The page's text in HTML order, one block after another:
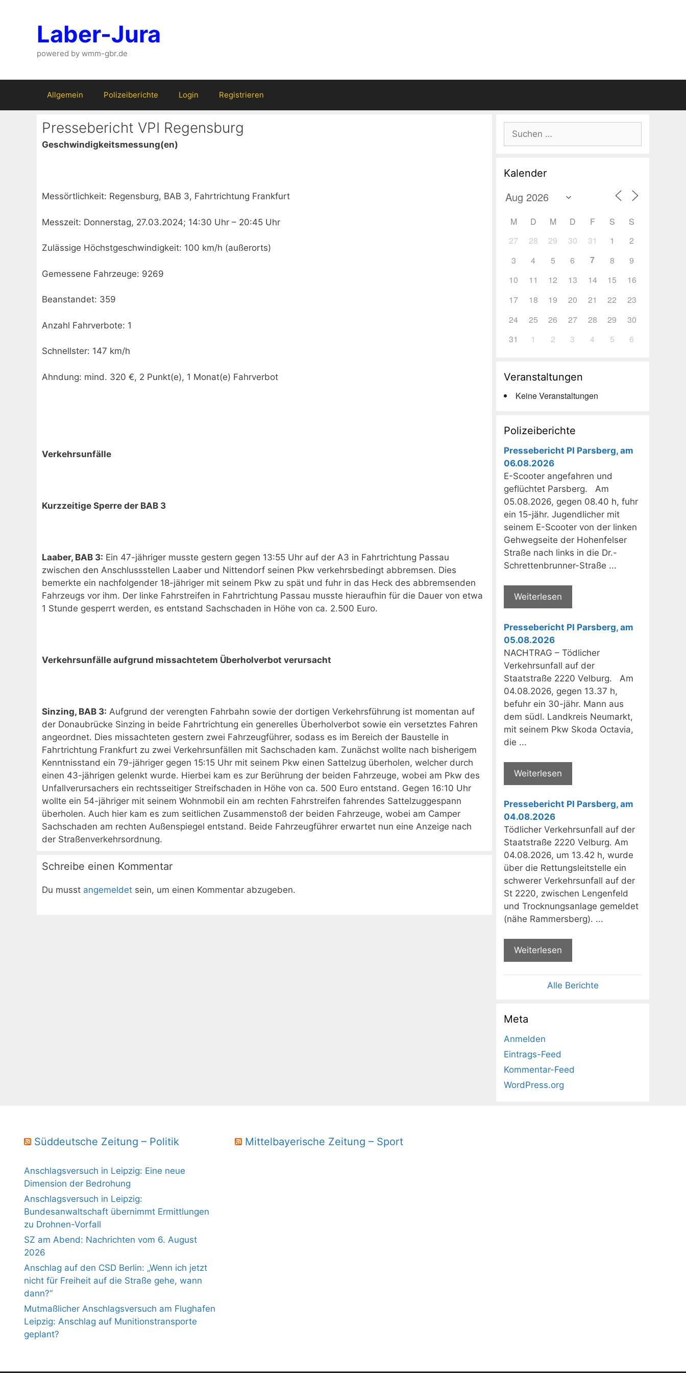
Laber-Jura
powered by wmm-gbr.de
Allgemein Polizeiberichte Login Registrieren
Pressebericht VPI Regensburg
Geschwindigkeitsmessung(en)
Messörtlichkeit: Regensburg, BAB 3, Fahrtrichtung Frankfurt
Messzeit: Donnerstag, 27.03.2024; 14:30 Uhr – 20:45 Uhr
Zulässige Höchstgeschwindigkeit: 100 km/h (außerorts)
Gemessene Fahrzeuge: 9269
Beanstandet: 359
Anzahl Fahrverbote: 1
Schnellster: 147 km/h
Ahndung: mind. 320 €, 2 Punkt(e), 1 Monat(e) Fahrverbot
Verkehrsunfälle
Kurzzeitige Sperre der BAB 3
Laaber, BAB 3: Ein 47-jähriger musste gestern gegen 13:55 Uhr auf der A3 in Fahrtrichtung Passau
zwischen den Anschlussstellen Laaber und Nittendorf seinen Pkw verkehrsbedingt abbremsen. Dies
bemerkte ein nachfolgender 18-jähriger mit seinem Pkw zu spät und fuhr in das Heck des abbremsenden
Fahrzeugs vor ihm. Der linke Fahrstreifen in Fahrtrichtung Passau musste hieraufhin für die Dauer von etwa
1 Stunde gesperrt werden, es entstand Sachschaden in Höhe von ca. 2.500 Euro.
Verkehrsunfälle aufgrund missachtetem Überholverbot verursacht
Sinzing, BAB 3: Aufgrund der verengten Fahrbahn sowie der dortigen Verkehrsführung ist momentan auf
der Donaubrücke Sinzing in beide Fahrtrichtung ein generelles Überholverbot sowie ein versetztes Fahren
angeordnet. Dies missachteten gestern zwei Fahrzeugführer, sodass es im Bereich der Baustelle in
Fahrtrichtung Frankfurt zu zwei Verkehrsunfällen mit Sachschaden kam. Zunächst wollte nach bisherigem
Kenntnisstand ein 79-jähriger gegen 15:15 Uhr mit seinem Pkw einen Sattelzug überholen, welcher durch
einen 43-jährigen gelenkt wurde. Hierbei kam es zur Berührung der beiden Fahrzeuge, wobei am Pkw des
Unfallverursachers ein rechtsseitiger Streifschaden in Höhe von ca. 500 Euro entstand. Gegen 16:10 Uhr
wollte ein 54-jähriger mit seinem Wohnmobil ein am rechten Fahrstreifen fahrendes Sattelzuggespann
überholen. Auch hier kam es zum seitlichen Zusammenstoß der beiden Fahrzeuge, wobei am Camper
Sachschaden am rechten Außenspiegel entstand. Beide Fahrzeugführer erwartet nun eine Anzeige nach
der Straßenverkehrsordnung.
Schreibe einen Kommentar
Du musst angemeldet sein, um einen Kommentar abzugeben.
Suchen
nach:
Kalender
M D M D F S
S
27
28 29 30 31 1
2
3
4 5 6 7 8
9
10
11 12 13 14 15
16
17
18 19 20 21 22
23
24
25 26 27 28 29
30
31
1 2 3 4 5 6
Veranstaltungen
Keine Veranstaltungen
Polizeiberichte
Pressebericht PI Parsberg, am
06.08.2026
E-Scooter angefahren und
geflüchtet Parsberg. Am
05.08.2026, gegen 08.40 h, fuhr
ein 15-jähr. Jugendlicher mit
seinem E-Scooter von der linken
Gehwegseite der Hohenfelser
Straße nach links in die Dr.-
Schrettenbrunner-Straße ...
Weiterlesen
Pressebericht PI Parsberg, am
05.08.2026
NACHTRAG – Tödlicher
Verkehrsunfall auf der
Staatstraße 2220 Velburg. Am
04.08.2026, gegen 13.37 h,
befuhr ein 30-jähr. Mann aus
dem südl. Landkreis Neumarkt,
mit seinem Pkw Skoda Octavia,
die ...
Weiterlesen
Pressebericht PI Parsberg, am
04.08.2026
Tödlicher Verkehrsunfall auf der
Staatstraße 2220 Velburg. Am
04.08.2026, um 13.42 h, wurde
über die Rettungsleitstelle ein
schwerer Verkehrsunfall auf der
St 2220, zwischen Lengenfeld
und Trocknungsanlage gemeldet
(nähe Rammersberg). ...
Weiterlesen
Alle Berichte
Meta
Anmelden
Eintrags-Feed
Kommentar-Feed
WordPress.org
Süddeutsche Zeitung – Politik
Anschlagsversuch in Leipzig: Eine neue
Dimension der Bedrohung
Anschlagsversuch in Leipzig:
Bundesanwaltschaft übernimmt Ermittlungen
zu Drohnen-Vorfall
SZ am Abend: Nachrichten vom 6. August
2026
Anschlag auf den CSD Berlin: „Wenn ich jetzt
nicht für Freiheit auf die Straße gehe, wann
dann?“
Mutmaßlicher Anschlagsversuch am Flughafen
Leipzig: Anschlag auf Munitionstransporte
geplant?
Mittelbayerische Zeitung – Sport